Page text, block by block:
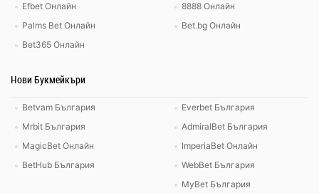
Efbet Онлайн
Palms Bet Онлайн
Bet365 Онлайн
8888 Онлайн
Bet.bg Онлайн
Нови Букмейкъри
Betvam България
Mrbit България
MagicBet Онлайн
BetHub България
Everbet България
AdmiralBet България
ImperiaBet Онлайн
WebBet България
MyBet България